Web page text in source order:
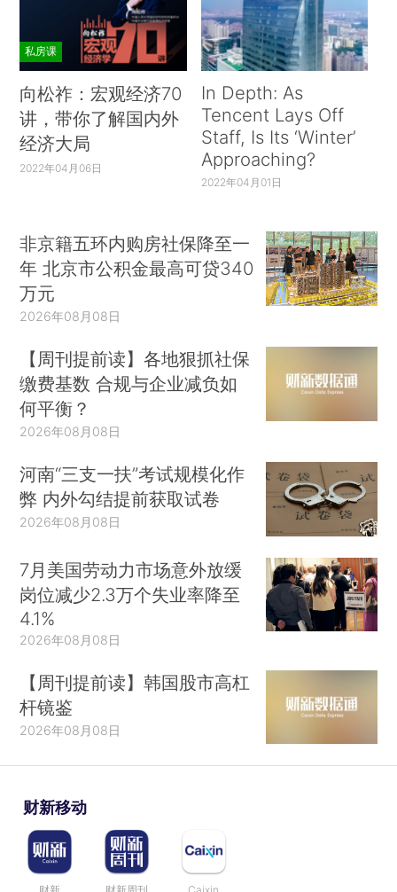
私房课
向松祚：宏观经济70
讲，带你了解国内外
经济大局
2022年04月06日
In Depth: As
Tencent Lays Off
Staff, Is Its ‘Winter’
Approaching?
2022年04月01日
非京籍五环内购房社保降至一
年 北京市公积金最高可贷340
万元
2026年08月08日
【周刊提前读】各地狠抓社保
缴费基数 合规与企业减负如
何平衡？
2026年08月08日
河南“三支一扶”考试规模化作
弊 内外勾结提前获取试卷
2026年08月08日
7月美国劳动力市场意外放缓
岗位减少2.3万个失业率降至
4.1%
2026年08月08日
【周刊提前读】韩国股市高杠
杆镜鉴
2026年08月08日
财新移动